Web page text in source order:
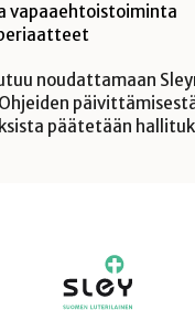
vapaaehtoistoiminta
noudattamaan
päätetään